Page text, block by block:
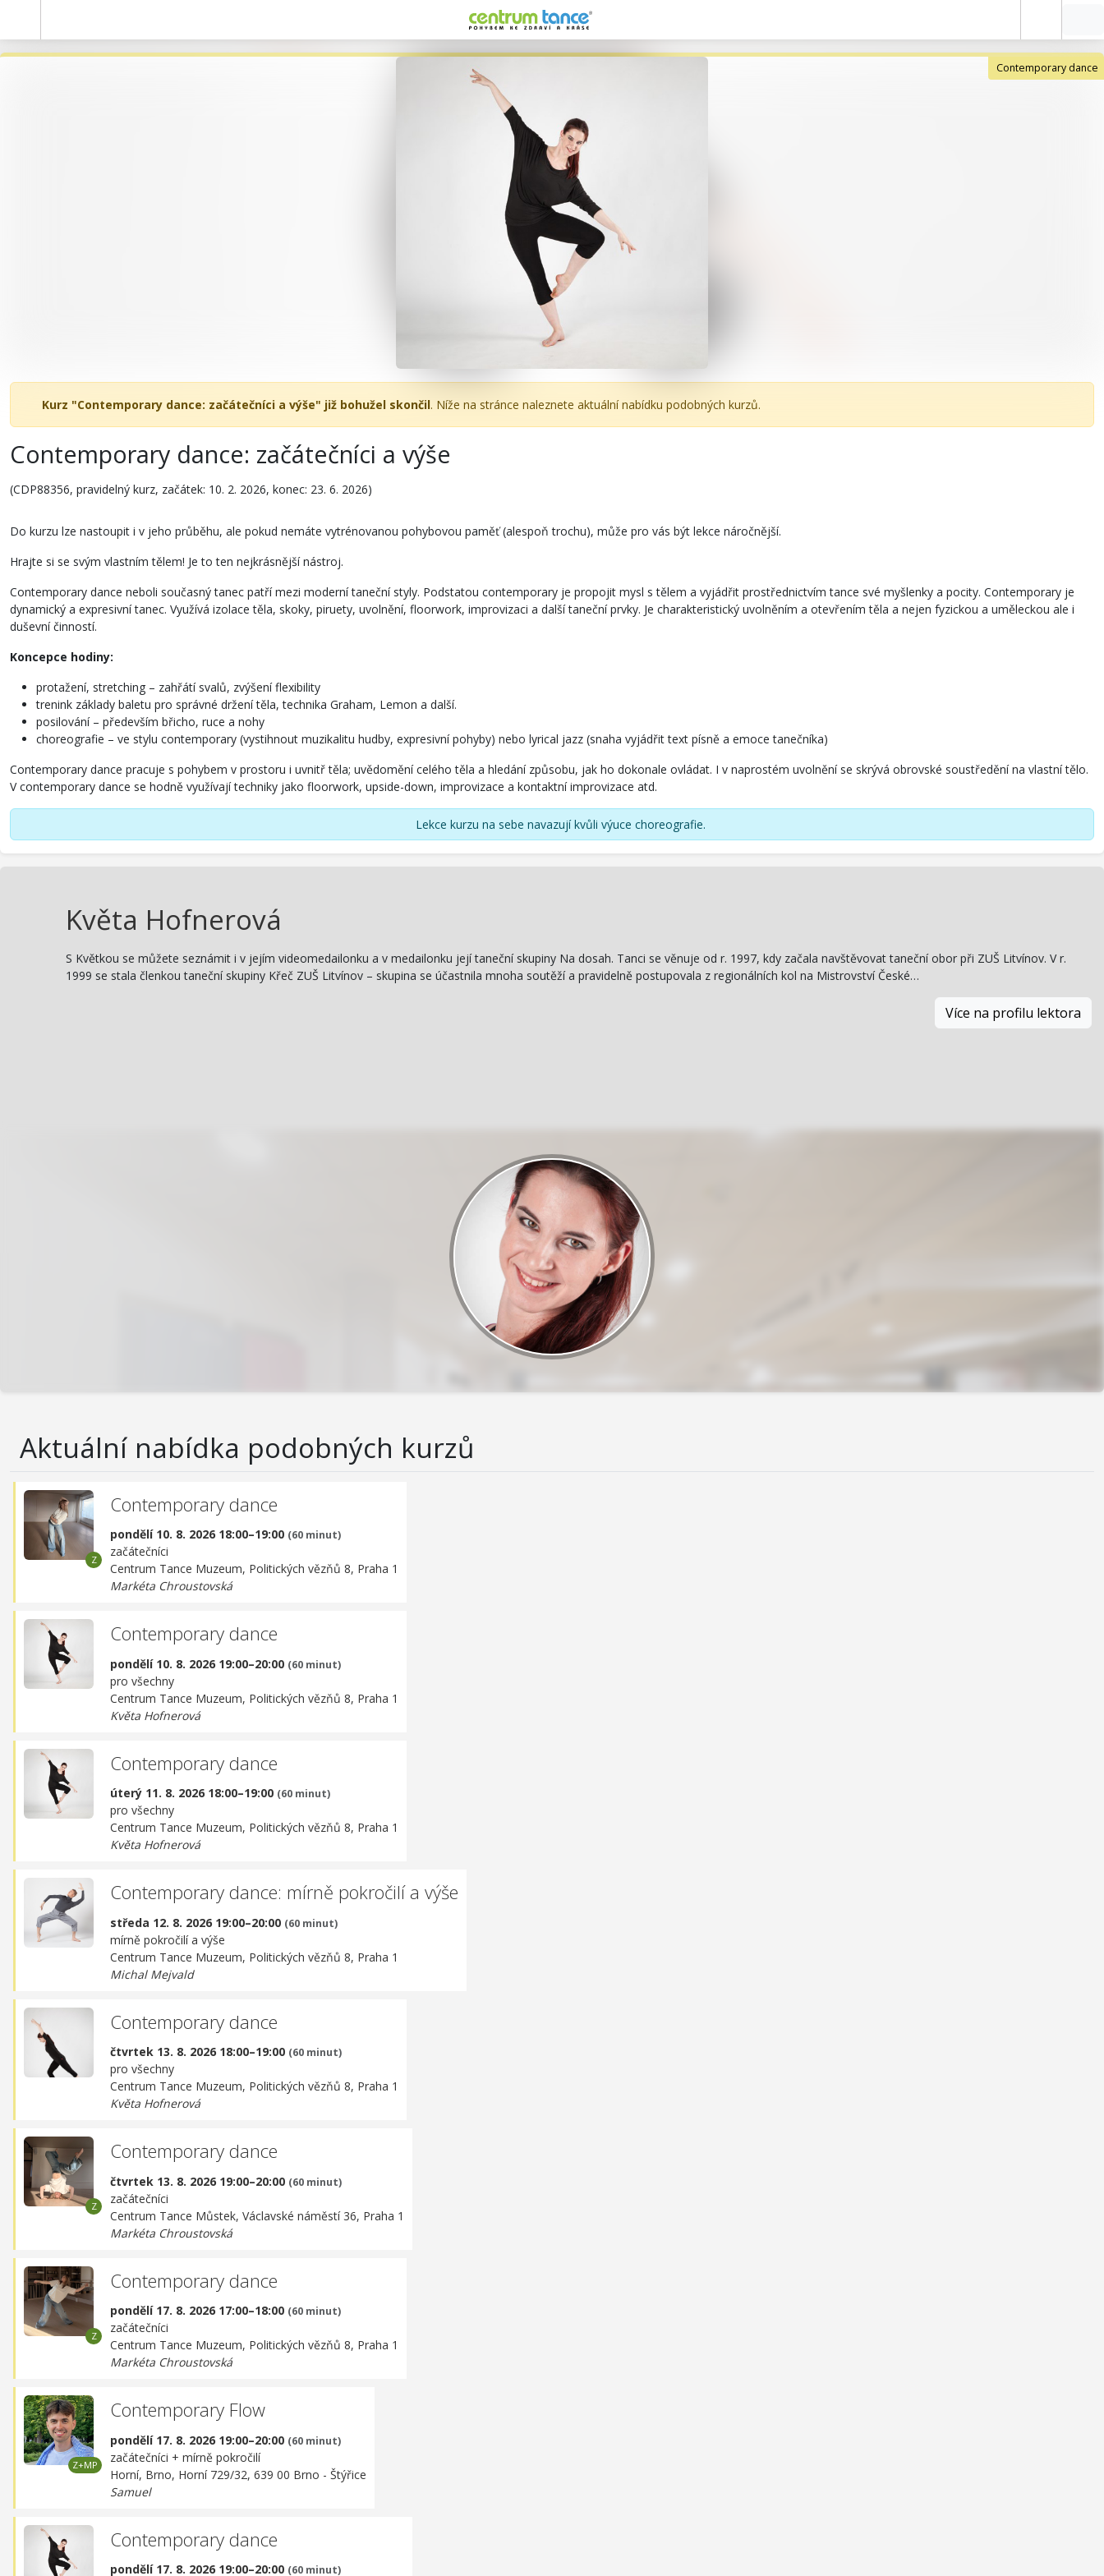
Contemporary dance
Kurz "Contemporary dance: začátečníci a výše" již bohužel skončil. Níže na stránce naleznete aktuální nabídku podobných kurzů.
Contemporary dance: začátečníci a výše
(CDP88356, pravidelný kurz, začátek: 10. 2. 2026, konec: 23. 6. 2026)
Do kurzu lze nastoupit i v jeho průběhu, ale pokud nemáte vytrénovanou pohybovou paměť (alespoň trochu), může pro vás být lekce náročnější.
Hrajte si se svým vlastním tělem! Je to ten nejkrásnější nástroj.
Contemporary dance neboli současný tanec patří mezi moderní taneční styly. Podstatou contemporary je propojit mysl s tělem a vyjádřit prostřednictvím tance své myšlenky a pocity. Contemporary je
dynamický a expresivní tanec. Využívá izolace těla, skoky, piruety, uvolnění, floorwork, improvizaci a další taneční prvky. Je charakteristický uvolněním a otevřením těla a nejen fyzickou a uměleckou ale i
duševní činností.
Koncepce hodiny:
protažení, stretching – zahřátí svalů, zvýšení flexibility
trenink základy baletu pro správné držení těla, technika Graham, Lemon a další.
posilování – především břicho, ruce a nohy
choreografie – ve stylu contemporary (vystihnout muzikalitu hudby, expresivní pohyby) nebo lyrical jazz (snaha vyjádřit text písně a emoce tanečníka)
Contemporary dance pracuje s pohybem v prostoru i uvnitř těla; uvědomění celého těla a hledání způsobu, jak ho dokonale ovládat. I v naprostém uvolnění se skrývá obrovské soustředění na vlastní tělo.
V contemporary dance se hodně využívají techniky jako floorwork, upside-down, improvizace a kontaktní improvizace atd.
Lekce kurzu na sebe navazují kvůli výuce choreografie.
Květa Hofnerová
S Květkou se můžete seznámit i v jejím videomedailonku a v medailonku její taneční skupiny Na dosah. Tanci se věnuje od r. 1997, kdy začala navštěvovat taneční obor při ZUŠ Litvínov. V r.
1999 se stala členkou taneční skupiny Křeč ZUŠ Litvínov – skupina se účastnila mnoha soutěží a pravidelně postupovala z regionálních kol na Mistrovství České…
Více na profilu lektora
Aktuální nabídka podobných kurzů
Contemporary dance
pondělí 10. 8. 2026 18:00–19:00 (60 minut)
začátečníci
Centrum Tance Muzeum, Politických vězňů 8, Praha 1
Markéta Chroustovská
Contemporary dance
pondělí 10. 8. 2026 19:00–20:00 (60 minut)
pro všechny
Centrum Tance Muzeum, Politických vězňů 8, Praha 1
Květa Hofnerová
Contemporary dance
úterý 11. 8. 2026 18:00–19:00 (60 minut)
pro všechny
Centrum Tance Muzeum, Politických vězňů 8, Praha 1
Květa Hofnerová
Contemporary dance: mírně pokročilí a výše
středa 12. 8. 2026 19:00–20:00 (60 minut)
mírně pokročilí a výše
Centrum Tance Muzeum, Politických vězňů 8, Praha 1
Michal Mejvald
Contemporary dance
čtvrtek 13. 8. 2026 18:00–19:00 (60 minut)
pro všechny
Centrum Tance Muzeum, Politických vězňů 8, Praha 1
Květa Hofnerová
Contemporary dance
čtvrtek 13. 8. 2026 19:00–20:00 (60 minut)
začátečníci
Centrum Tance Můstek, Václavské náměstí 36, Praha 1
Markéta Chroustovská
Contemporary dance
pondělí 17. 8. 2026 17:00–18:00 (60 minut)
začátečníci
Centrum Tance Muzeum, Politických vězňů 8, Praha 1
Markéta Chroustovská
Contemporary Flow
pondělí 17. 8. 2026 19:00–20:00 (60 minut)
začátečníci + mírně pokročilí
Horní, Brno, Horní 729/32, 639 00 Brno - Štýřice
Samuel
Contemporary dance
pondělí 17. 8. 2026 19:00–20:00 (60 minut)